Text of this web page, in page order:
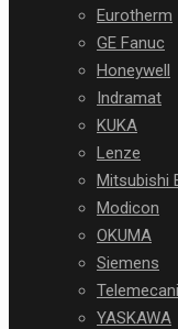
Eurotherm
GE Fanuc
Honeywell
Indramat
KUKA
Lenze
Mitsubishi
Modicon
OKUMA
Siemens
YASKAWA